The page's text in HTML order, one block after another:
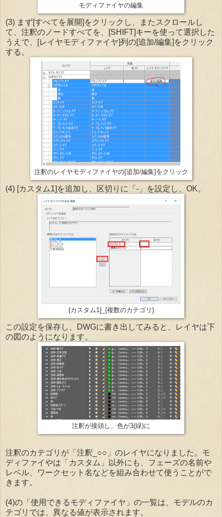
モディファイヤの編集
(3) まず[すべてを展開]をクリックし、またスクロールし
て、注釈のノードすべてを、[SHIFT]キーを使って選択した
うえで、[レイヤモディファイヤ]列の[追加/編集]をクリック
する。
注釈のレイヤモディファイヤの[追加/編集]をクリック
(4) [カスタム1]を追加し、区切りに「-」を設定し、OK。
{カスタム1}_{複数のカテゴリ}
この設定を保存し、DWGに書き出してみると、レイヤは下
の図のようになります。
注釈が接頭し、色が3(緑)に
注釈のカテゴリが「注釈_○○」のレイヤになりました。モ
ディファイやは「カスタム」以外にも、フェーズの名前や
レベル、ワークセット名などを組み合わせて使うことがで
きます。
(4)の「使用できるモディファイヤ」の一覧は、モデルのカ
テゴリでは、異なる値が表示されます。